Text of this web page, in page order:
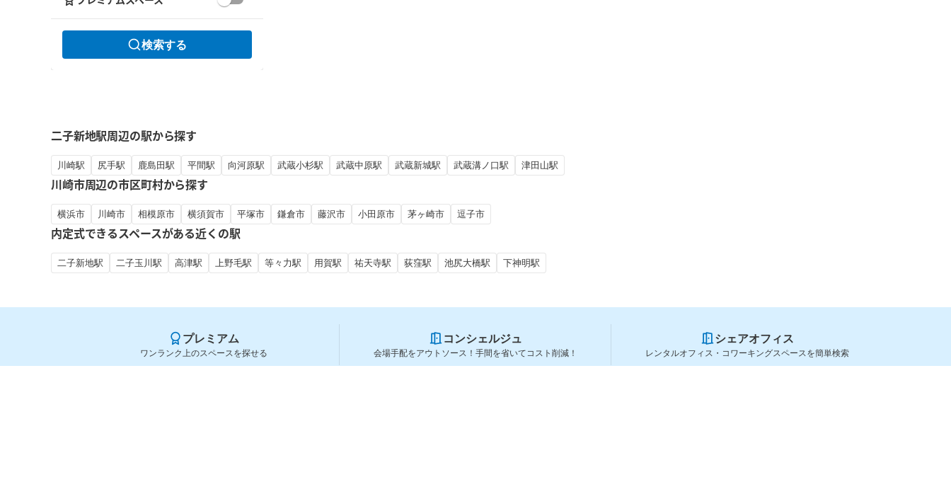
検索する
二子新地駅周辺の駅から探す
川崎駅 尻手駅 鹿島田駅 平間駅 向河原駅 武蔵小杉駅 武蔵中原駅 武蔵新城駅 武蔵溝ノ口駅 津田山駅
川崎市周辺の市区町村から探す
横浜市 川崎市 相模原市 横須賀市 平塚市 鎌倉市 藤沢市 小田原市 茅ヶ崎市 逗子市
内定式できるスペースがある近くの駅
二子新地駅 二子玉川駅 高津駅 上野毛駅 等々力駅 用賀駅 祐天寺駅 荻窪駅 池尻大橋駅 下神明駅
プレミアム
ワンランク上のスペースを探せる
コンシェルジュ
会場手配をアウトソース！手間を省いてコスト削減！
シェアオフィス
レンタルオフィス・コワーキングスペースを簡単検索